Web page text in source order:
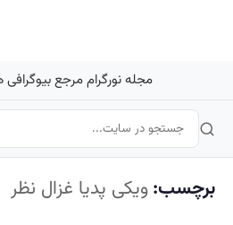
مجله نورگرام مرجع بیوگرافی
برچسب:ویکی پدیا غزال نظر